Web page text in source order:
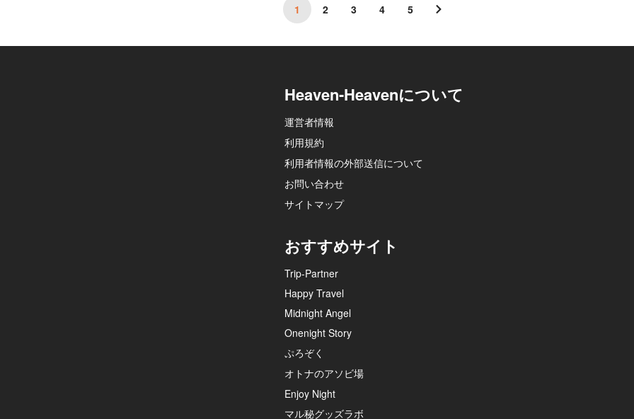
1 2 3 4 5
Heaven-Heavenについて
運営者情報
利用規約
利用者情報の外部送信について
お問い合わせ
サイトマップ
おすすめサイト
Trip-Partner
Happy Travel
Midnight Angel
Onenight Story
ぷろぞく
オトナのアソビ場
Enjoy Night
マル秘グッズラボ